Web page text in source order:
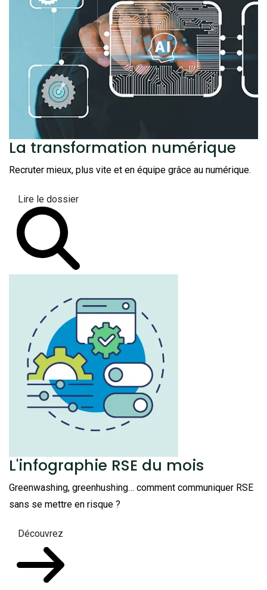
La transformation numérique
Recruter mieux, plus vite et en équipe grâce au numérique.
Lire le dossier
L'infographie RSE du mois
Greenwashing, greenhushing… comment communiquer RSE
sans se mettre en risque ?
Découvrez